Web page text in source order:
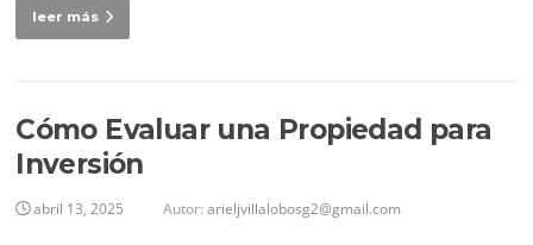
leer más
Cómo Evaluar una Propiedad para
Inversión
abril 13, 2025 Autor:arieljvillalobosg2@gmail.com